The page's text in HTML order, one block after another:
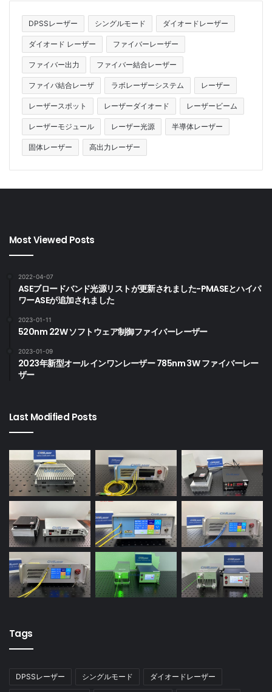
EDFA-L-BA-26-SM
EYDFA-L-HP-BA-27-SM
EYDFA-L-HP-BA-30-SM
EYDFA-L-HP-BA-33-SM
EDFA L-Band PM
L-Band Er添加ファイバ増幅器 PMファイバー
EDFA: Erbium-doped Fiber Amplifier,Er添加光ファイ
バ増幅器, エルビウム添加光ファイバ増幅器
L-Band: 1570~1603nm,Lバンド, L帯とも
PM: PM Fiber, Polarization-maintaining optical fiber,
偏波保持ファイバ（PMファイバ）
BA: Booster Amplifier, パワーアンプ
EDFA-L-BA-17-PM
EDFA-L-BA-20-PM
EDFA-L-BA-23-PM
EDFA-L-BA-25-PM
EYDFA-L-HP-BA-27-PM
DPSSレーザー シングルモード ダイオードレーザー
ダイオード レーザー ファイバーレーザー
ファイバー出力 ファイバー結合レーザー
ファイバ結合レーザ ラボレーザーシステム レーザー
レーザースポット レーザーダイオード レーザービーム
レーザーモジュール レーザー光源 半導体レーザー
固体レーザー 高出力レーザー
Most Viewed Posts
2022-04-07
ASEブロードバンド光源リストが更新されました-PMASEとハイパ
ワーASEが追加されました
2023-01-11
520nm 22W ソフトウェア制御ファイバーレーザー
2023-01-09
2023年新型オール インワンレーザー 785nm 3W ファイバーレー
ザー
Last Modified Posts
Tags
DPSSレーザー シングルモード ダイオードレーザー